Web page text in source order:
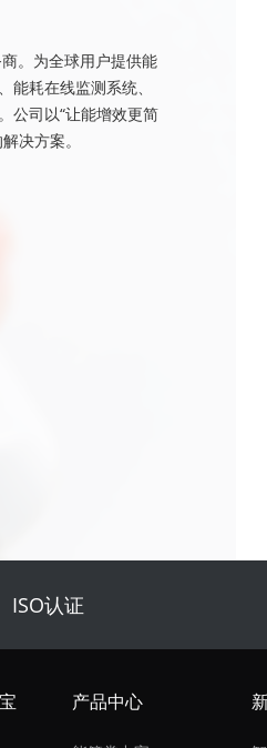
。为全球用户提供能
耗在线监测系统、
公司以“让能增效更简
决方案。
ISO认证
产品中心